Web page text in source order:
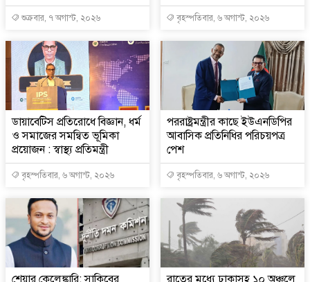
শুক্রবার, ৭ অগাস্ট, ২০২৬ বৃহস্পতিবার, ৬ অগাস্ট, ২০২৬
ডায়াবেটিস প্রতিরোধে বিজ্ঞান, ধর্ম
ও সমাজের সমন্বিত ভূমিকা
প্রয়োজন : স্বাস্থ্য প্রতিমন্ত্রী
বৃহস্পতিবার, ৬ অগাস্ট, ২০২৬
পররাষ্ট্রমন্ত্রীর কা‌ছে ইউএনডিপির
আবাসিক প্রতিনিধির পরিচয়পত্র
পেশ
বৃহস্পতিবার, ৬ অগাস্ট, ২০২৬
শেয়ার কেলেঙ্কারি: সাকিবের
রাতের মধ্যে ঢাকাসহ ১০ অঞ্চলে